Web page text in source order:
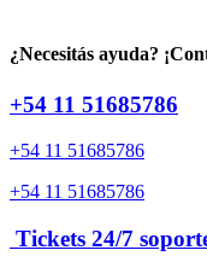
¿Necesitás ayuda?
+54 11 51685786
+54 11 51685786
+54 11 51685786
Tickets 24/7